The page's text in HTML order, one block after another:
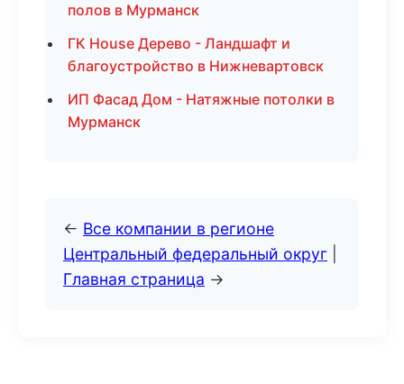
полов в Мурманск
ГК House Дерево - Ландшафт и
благоустройство в Нижневартовск
ИП Фасад Дом - Натяжные потолки в
Мурманск
← Все компании в регионе
Центральный федеральный округ
Главная страница →